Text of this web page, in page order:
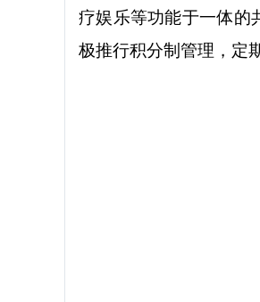
疗娱乐等功能于一体的
极推行积分制管理，定